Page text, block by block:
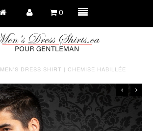
0
MEN'S DRESS SHIRT | CHEMISE HABILLÉE